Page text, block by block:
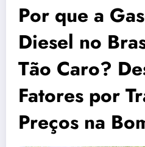
Por que a
Diesel no
Tão Caro?
Fatores por
Preços na